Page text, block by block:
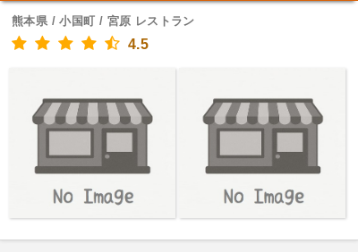
熊本県 / 小国町 / 宮原 レストラン
4.5